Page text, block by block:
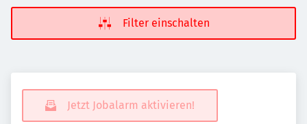
Filter einschalten
Jetzt Jobalarm aktivieren!